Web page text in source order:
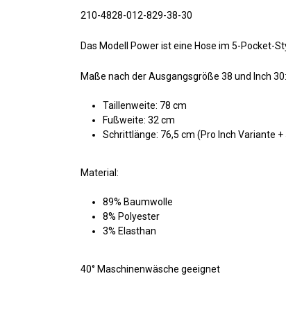
210-4828-012-829-38-30
Das Modell Power ist eine Hose im 5-Pocket-
Maße nach der Ausgangsgröße 38 und Inch 30:
Taillenweite: 78 cm
Fußweite: 32 cm
Schrittlänge: 76,5 cm (Pro Inch Variante +
Material:
89% Baumwolle
8% Polyester
3% Elasthan
40° Maschinenwäsche geeignet